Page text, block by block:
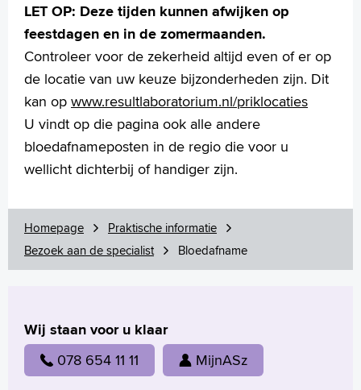
Language
Zoeken
English
Français
Polski
Türkçe
Arabisch
LET OP: Deze tijden kunnen afwijken op
feestdagen en in de zomermaanden.
Controleer voor de zekerheid altijd even of er op
de locatie van uw keuze bijzonderheden zijn. Dit
kan op www.resultlaboratorium.nl/priklocaties
U vindt op die pagina ook alle andere
bloedafnameposten in de regio die voor u
wellicht dichterbij of handiger zijn.
Homepage
Praktische informatie
Bezoek aan de specialist
Bloedafname
Wij staan voor u klaar
078 654 11 11 MijnASz